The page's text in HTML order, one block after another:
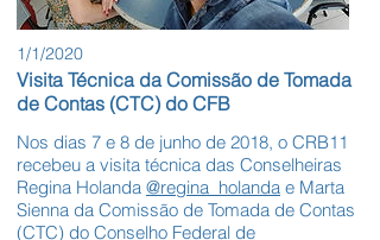
1/1/2020
Visita Técnica da Comissão de Tomada
de Contas (CTC) do CFB
Nos dias 7 e 8 de junho de 2018, o CRB11
recebeu a visita técnica das Conselheiras
Regina Holanda @regina_holanda e Marta
Sienna da Comissão de Tomada de Contas
(CTC) do Conselho Federal de